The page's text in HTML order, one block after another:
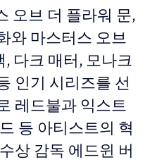
오브 더 플라워 문,
와 마스터스 오브
다크 매터, 모나크
인기 시리즈를 선
레드불과 익스트
등 아티스트의 혁
상 감독 에드윈 버